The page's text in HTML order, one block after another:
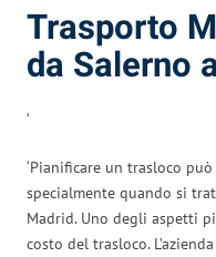
Trasporto
da Salerno
‘
‘Pianificare un trasloco
specialmente quando si
Madrid. Uno degli aspetti
costo del trasloco.